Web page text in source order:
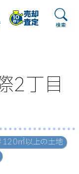
2丁目
㎡以上の土地